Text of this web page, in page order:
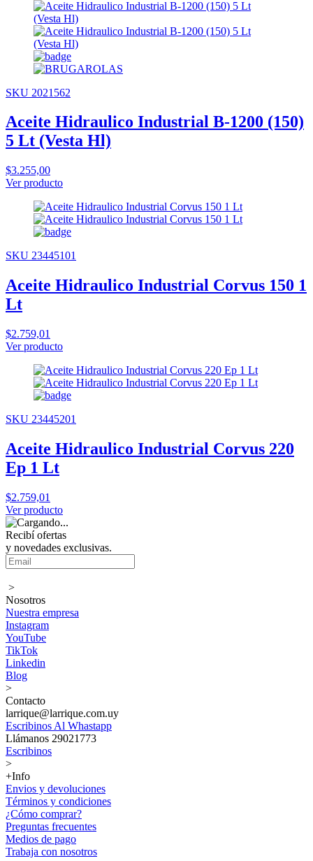
SKU 2021562
Aceite Hidraulico Industrial B-1200 (150)
5 Lt (Vesta Hl)
$3.255,00
Ver producto
SKU 23445101
Aceite Hidraulico Industrial Corvus 150 1
Lt
$2.759,01
Ver producto
SKU 23445201
Aceite Hidraulico Industrial Corvus 220
Ep 1 Lt
$2.759,01
Ver producto
Recibí ofertas
y novedades exclusivas.
>
Nosotros
Nuestra empresa
Instagram
YouTube
TikTok
Linkedin
Blog
>
Contacto
larrique@larrique.com.uy
Escribinos Al Whastapp
Llámanos 29021773
Escribinos
>
+Info
Envios y devoluciones
Términos y condiciones
¿Cómo comprar?
Preguntas frecuentes
Medios de pago
Trabaja con nosotros